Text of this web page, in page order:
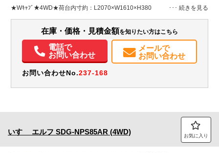
H:380
H:1,990
エアコン パワステ パワーウィンドウ
★Wｷｬﾌﾞ★4WD★荷台内寸約：L2070×W1610×H380
在庫・価格・見積金額を知りたい方はこちら
電話で
お問い合わせ
メールで
お問い合わせ
お問い合わせNo.237-168
いすゞ エルフ SDG-NPS85AR (4WD) お気に入り